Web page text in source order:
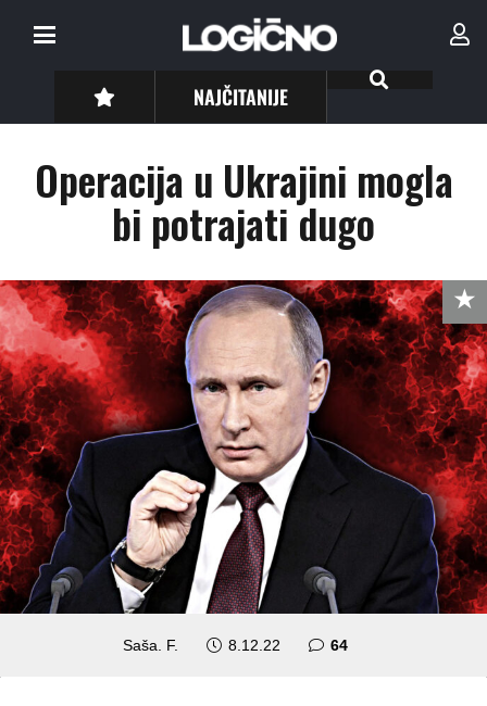
NAJČITANIJE
Operacija u Ukrajini mogla
bi potrajati dugo
Saša. F. 8.12.22 64komentara